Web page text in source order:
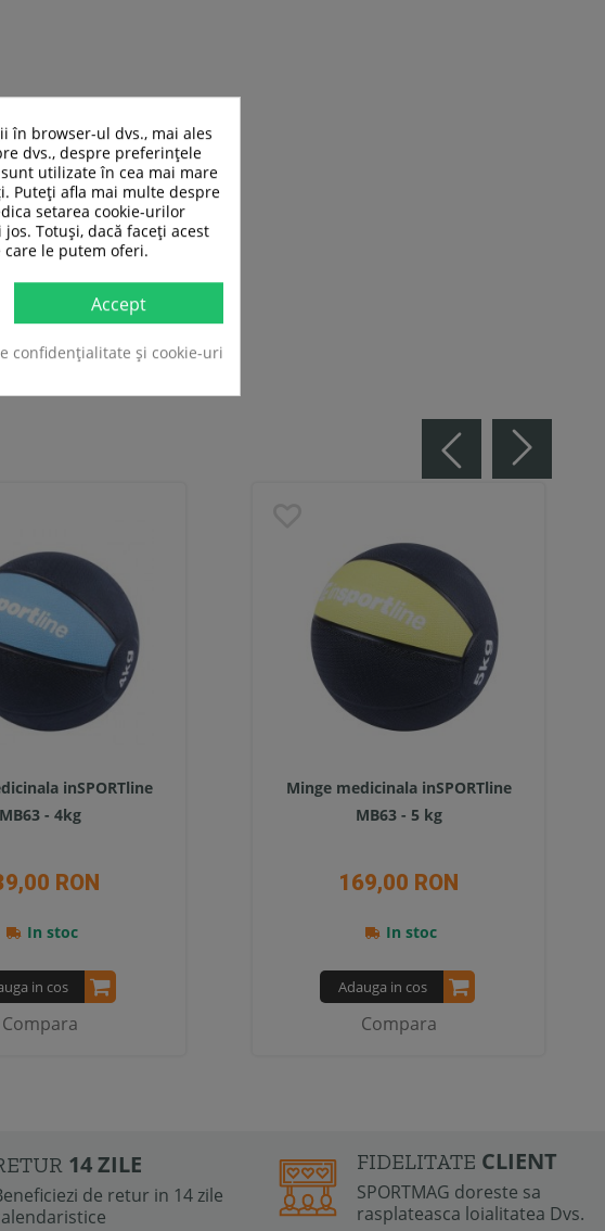
inSPORTline
MB63 - 4kg
RON
In stoc
in cos
Compara
Minge medicinala inSPORTline
MB63 - 5 kg
169,00 RON
In stoc
Adauga in cos
Compara
14 ZILE
de retur in 14 zile
FIDELITATE CLIENT
SPORTMAG doreste sa
rasplateasca loialitatea Dvs.
în browser-ul dvs., mai ales
dvs., despre preferințele
utilizate în cea mai mare
Puteți afla mai multe despre
setarea cookie-urilor
Totuși, dacă faceți acest
care le putem oferi.
Accept
confidențialitate și cookie-uri